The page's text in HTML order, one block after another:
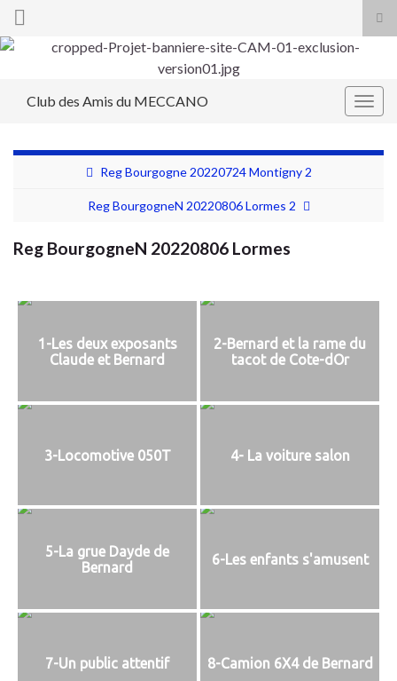
Search for:
Club des Amis du MECCANO
Reg Bourgogne 20220724 Montigny 2
Reg BourgogneN 20220806 Lormes 2
Reg BourgogneN 20220806 Lormes
1-Les deux exposants
Claude et Bernard
2-Bernard et la rame du
tacot de Cote-dOr
3-Locomotive 050T 4- La voiture salon
5-La grue Dayde de
Bernard
6-Les enfants s'amusent
7-Un public attentif 8-Camion 6X4 de Bernard